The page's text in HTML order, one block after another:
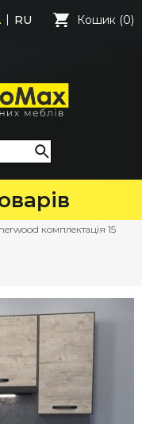
RU Кошик (0)
комплектація 15